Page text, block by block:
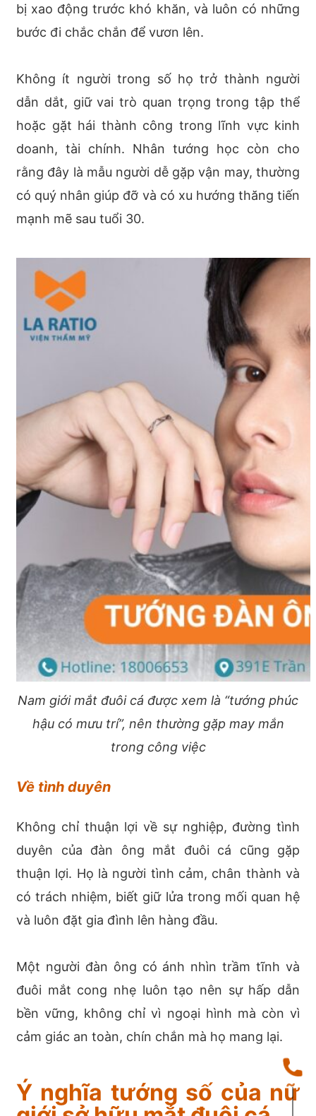
bị xao động trước khó khăn, và luôn có những
bước đi chắc chắn để vươn lên.
Không ít người trong số họ trở thành người
dẫn dắt, giữ vai trò quan trọng trong tập thể
hoặc gặt hái thành công trong lĩnh vực kinh
doanh, tài chính. Nhân tướng học còn cho
rằng đây là mẫu người dễ gặp vận may, thường
có quý nhân giúp đỡ và có xu hướng thăng tiến
mạnh mẽ sau tuổi 30.
Nam giới mắt đuôi cá được xem là “tướng phúc
hậu có mưu trí”, nên thường gặp may mắn
trong công việc
Về tình duyên
Không chỉ thuận lợi về sự nghiệp, đường tình
duyên của đàn ông mắt đuôi cá cũng gặp
thuận lợi. Họ là người tình cảm, chân thành và
có trách nhiệm, biết giữ lửa trong mối quan hệ
và luôn đặt gia đình lên hàng đầu.
Một người đàn ông có ánh nhìn trầm tĩnh và
đuôi mắt cong nhẹ luôn tạo nên sự hấp dẫn
bền vững, không chỉ vì ngoại hình mà còn vì
cảm giác an toàn, chín chắn mà họ mang lại.
Ý nghĩa tướng số của nữ